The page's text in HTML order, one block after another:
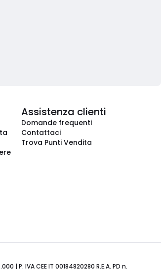
Assistenza clienti
Domande frequenti
Contattaci
Trova Punti Vendita
| P. IVA CEE IT 00184820280 R.E.A. PD n.